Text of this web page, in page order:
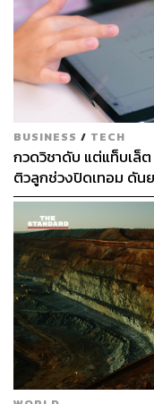
BUSINESS / TECH
กวดวิชาดับ แต่แท็บเล็
ติวลูกช่วงปิดเทอม ดัน